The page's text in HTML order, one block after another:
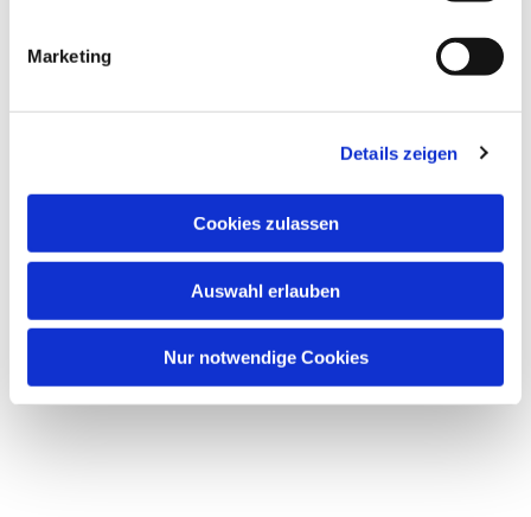
Marketing
Details zeigen
Cookies zulassen
Auswahl erlauben
Nur notwendige Cookies